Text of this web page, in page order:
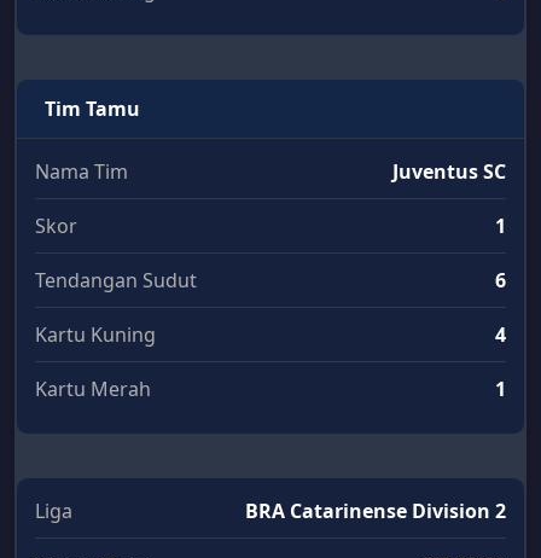
Tim Tamu
Nama Tim Juventus SC
Skor 1
Tendangan Sudut 6
Kartu Kuning 4
Kartu Merah 1
Liga BRA Catarinense Division 2